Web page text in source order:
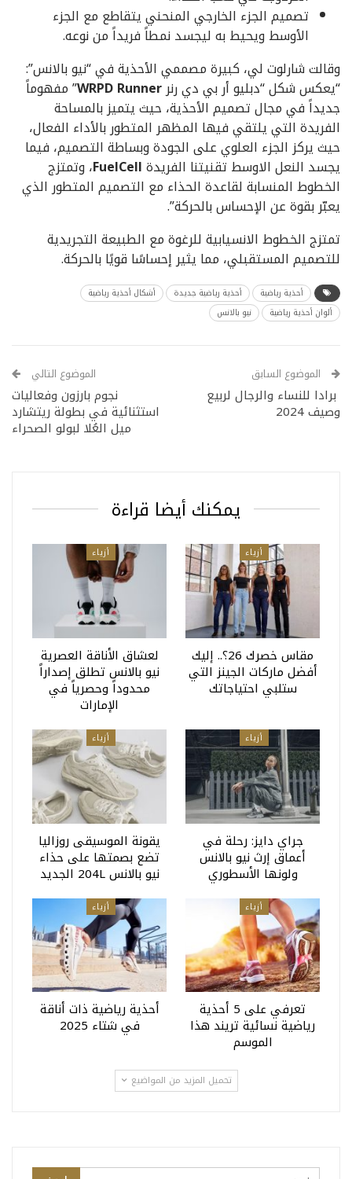
تصميم الجزء الخارجي المنحني يتقاطع مع الجزء
الأوسط ويحيط به ليجسد نمطاً فريداً من نوعه.
وقالت شارلوت لي، كبيرة مصممي الأحذية في “نيو بالانس”:
“يعكس شكل “دبليو أر بي دي رنرWRPD Runner” مفهوماً
جديداً في مجال تصميم الأحذية، حيث يتميز بالمساحة
الفريدة التي يلتقي فيها المظهر المتطور بالأداء الفعال،
حيث يركز الجزء العلوي على الجودة وبساطة التصميم، فيما
يجسد النعل الاوسط تقنيتنا الفريدةFuelCell، وتمتزج
الخطوط المنسابة لقاعدة الحذاء مع التصميم المتطور الذي
يعبّر بقوة عن الإحساس بالحركة”.
تمتزج الخطوط الانسيابية للرغوة مع الطبيعة التجريدية
للتصميم المستقبلي، مما يثير إحساسًا قويًا بالحركة.
أحذية رياضية أحذية رياضية جديدة
أشكال أحذية رياضية
ألوان أحذية رياضية
نيو بالانس
الموضوع السابق
برادا للنساء والرجال لربيع
وصيف 2024
الموضوع التالي
نجوم بارزون وفعاليات
استثنائية في بطولة ريتشارد
ميل العُلا لبولو الصحراء
يمكنك أيضا قراءة
أزياء
مقاس خصرك 26؟.. إليك
أفضل ماركات الجينز التي
ستلبي احتياجاتك
أزياء
لعشاق الأناقة العصرية
نيو بالانس تطلق إصداراً
محدوداً وحصرياً في
الإمارات
أزياء
جراي دايز: رحلة في
أعماق إرث نيو بالانس
ولونها الأسطوري
أزياء
يقونة الموسيقى روزاليا
تضع بصمتها على حذاء
نيو بالانس 204L الجديد
أزياء
تعرفي على 5 أحذية
رياضية نسائية تريند هذا
الموسم
أزياء
أحذية رياضية ذات أناقة
في شتاء 2025
تحميل المزيد من المواضيع